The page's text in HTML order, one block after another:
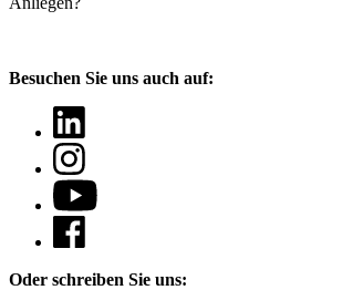
Besuchen Sie uns auch auf:
Oder schreiben Sie uns: